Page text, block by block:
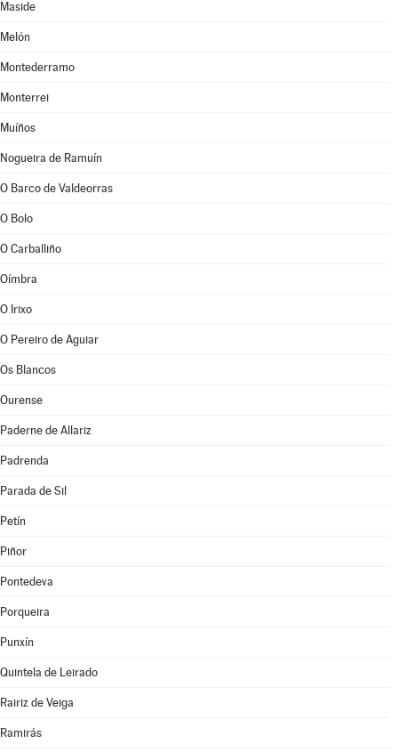
Maside
Melón
Montederramo
Monterrei
Muíños
Nogueira de Ramuín
O Barco de Valdeorras
O Bolo
O Carballiño
Oímbra
O Irixo
O Pereiro de Aguiar
Os Blancos
Ourense
Paderne de Allariz
Padrenda
Parada de Sil
Petín
Piñor
Pontedeva
Porqueira
Punxín
Quintela de Leirado
Rairiz de Veiga
Ramirás